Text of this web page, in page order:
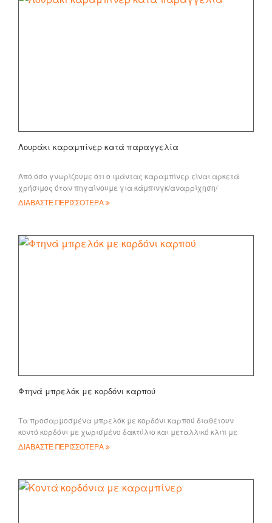
Λουράκι καραμπίνερ κατά παραγγελία
Από όσο γνωρίζουμε ότι ο ιμάντας καραμπίνερ είναι αρκετά
χρήσιμος όταν πηγαίνουμε για κάμπινγκ/αναρρίχηση/
πεζοπορία/κυνήγι κλπ για πολλούς σκοπούς, με λειτουργία
ΔΙΑΒΑΣΤΕ ΠΕΡΙΣΣΟΤΕΡΑ
Φτηνά μπρελόκ με κορδόνι καρπού
Τα προσαρμοσμένα μπρελόκ με κορδόνι καρπού διαθέτουν
κοντό κορδόνι με χωρισμένο δακτύλιο και μεταλλικό κλιπ με
προσαρμοσμένο λογότυπο όταν είναι κορδόνι
ΔΙΑΒΑΣΤΕ ΠΕΡΙΣΣΟΤΕΡΑ